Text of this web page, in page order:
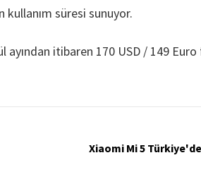
süresi sunuyor.
ayından itibaren 170 USD / 149
Xiaomi Mi 5